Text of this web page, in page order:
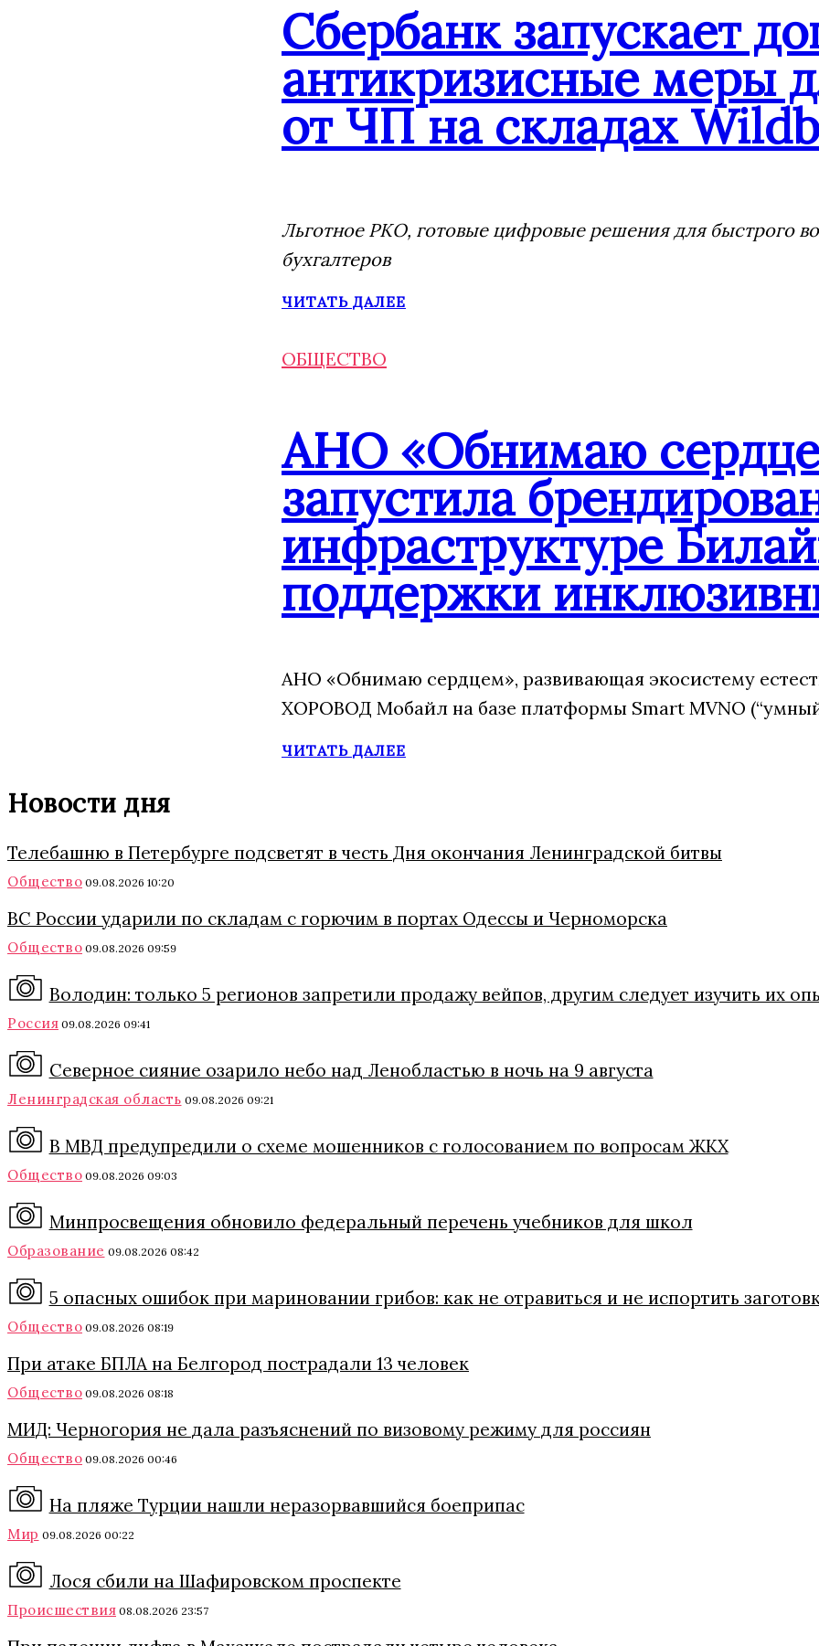
Сбербанк запускает
антикризисные меры
от ЧП на складах
Льготное РКО, готовые цифровые решения для быстрого
бухгалтеров
ЧИТАТЬ ДАЛЕЕ
ОБЩЕСТВО
АНО «Обнимаю
запустила
инфраструктуре
поддержки
АНО «Обнимаю сердцем», развивающая экосистему
ХОРОВОД Мобайл на базе платформы Smart MVNO
ЧИТАТЬ ДАЛЕЕ
Новости дня
Телебашню в Петербурге подсветят в честь Дня окончания Ленинградской битвы
Общество 09.08.2026 10:20
ВС России ударили по складам с горючим в портах Одессы и Черноморска
Общество 09.08.2026 09:59
Володин: только 5 регионов запретили продажу вейпов, другим следует изучить их
Россия 09.08.2026 09:41
Северное сияние озарило небо над Ленобластью в ночь на 9 августа
Ленинградская область 09.08.2026 09:21
В МВД предупредили о схеме мошенников с голосованием по вопросам ЖКХ
Общество 09.08.2026 09:03
Минпросвещения обновило федеральный перечень учебников для школ
Образование 09.08.2026 08:42
5 опасных ошибок при мариновании грибов: как не отравиться и не испортить
Общество 09.08.2026 08:19
При атаке БПЛА на Белгород пострадали 13 человек
Общество 09.08.2026 08:18
МИД: Черногория не дала разъяснений по визовому режиму для россиян
Общество 09.08.2026 00:46
На пляже Турции нашли неразорвавшийся боеприпас
Мир 09.08.2026 00:22
Лося сбили на Шафировском проспекте
Происшествия 08.08.2026 23:57